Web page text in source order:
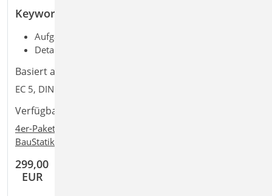
Keywords
Aufgaben: Holzbau; Tragwerksplanung
Detailaufgaben: Träger
Basiert auf den Normen:
EC 5, DIN EN 1995-1-1:2010-12
Verfügbar in den Paketen:
4er-Paket
BauStatik comfort
299,00
EUR